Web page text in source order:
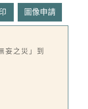
妄之災」到